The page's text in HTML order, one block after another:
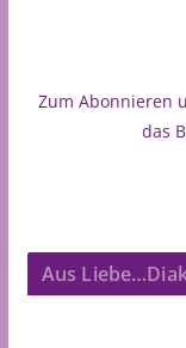
Zum Abonnieren
das
Aus